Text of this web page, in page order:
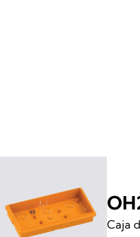
Caja